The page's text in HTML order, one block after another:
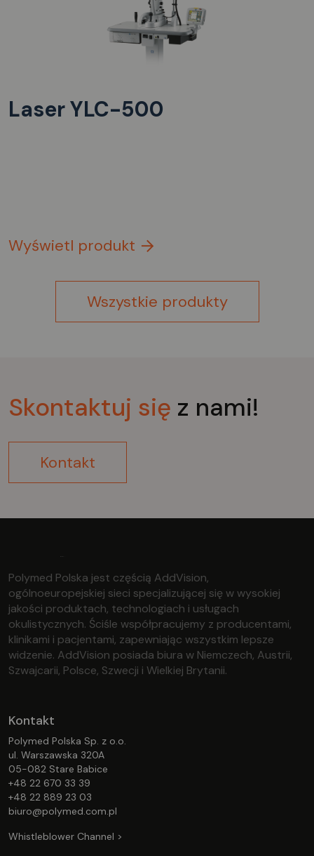
Laser YLC-500
Wyświetl produkt
Wszystkie produkty
Skontaktuj się z nami!
Kontakt
Polymed Polska jest częścią AddVision,
ogólnoeuropejskiej sieci specjalizującej się w wysokiej
jakości produktach, technologiach i usługach
okulistycznych. Ściśle współpracujemy z producentami,
klinikami i pacjentami, zapewniając wszystkim lepsze
widzenie. AddVision posiada biura w Niemczech, Austrii,
Szwajcarii, Polsce, Szwecji i Wielkiej Brytanii.
Kontakt
Polymed Polska Sp. z o.o.
ul. Warszawska 320A
05-082 Stare Babice
+48 22 670 33 39
+48 22 889 23 03
biuro@polymed.com.pl
Whistleblower Channel >